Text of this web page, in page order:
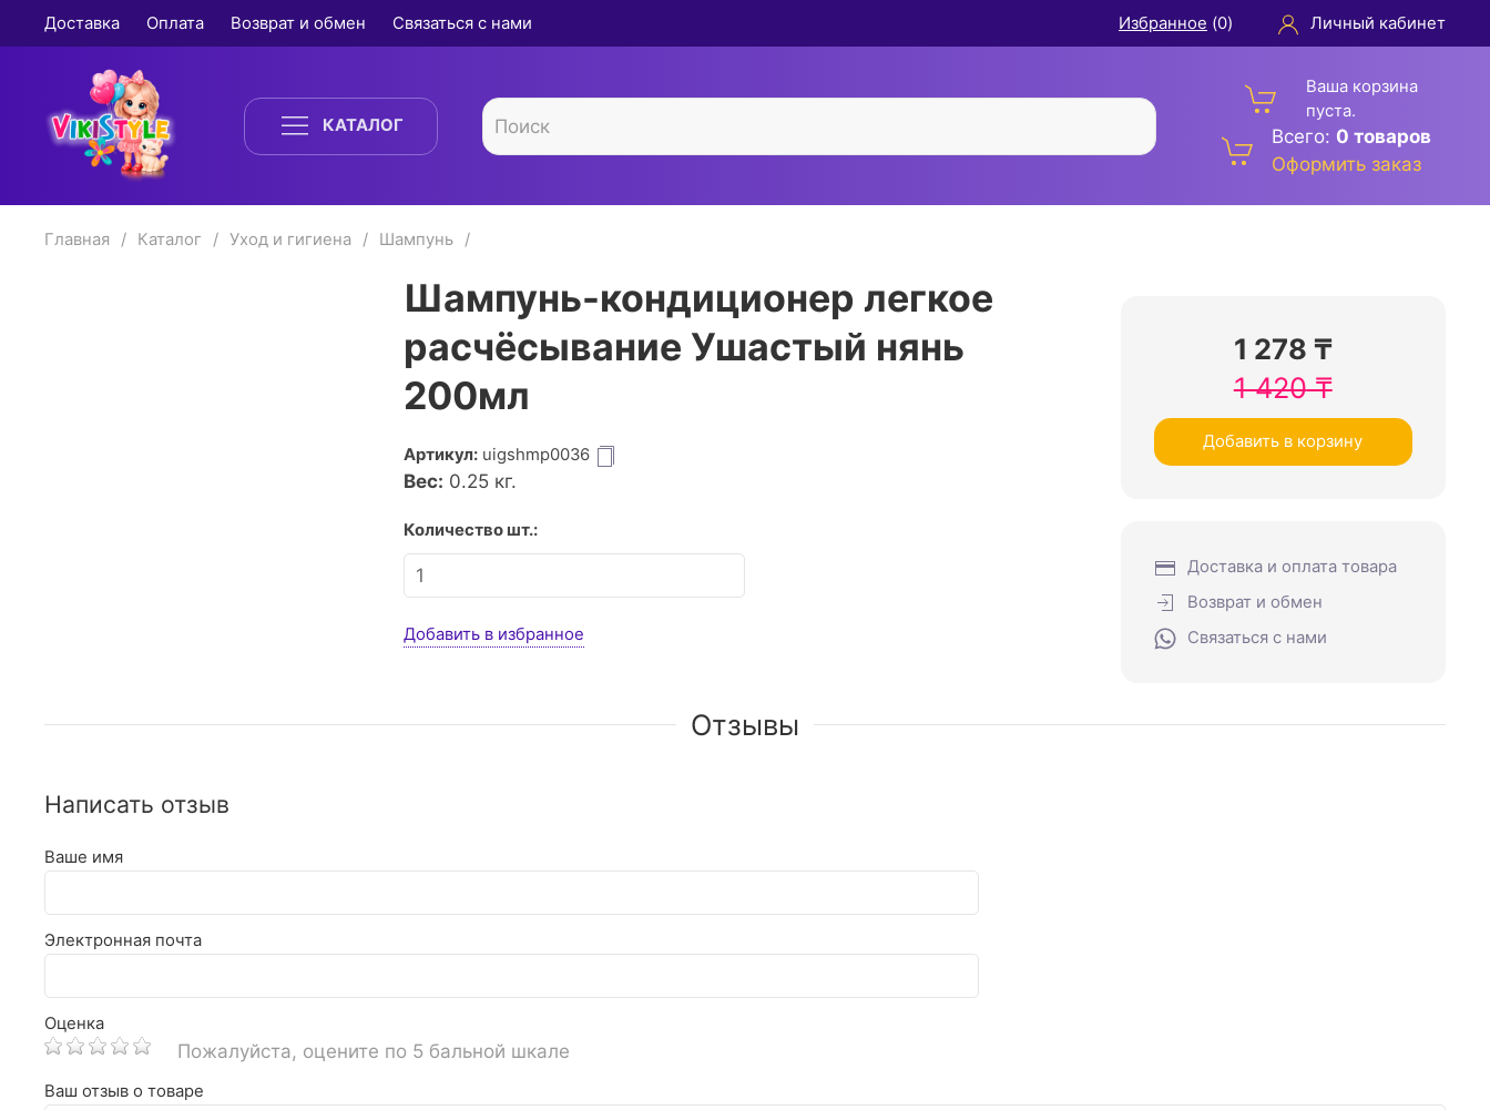
Доставка Оплата Возврат и обмен Связаться с нами Избранное (0) Личный кабинет
КАТАЛОГ
Ваша корзина
пуста.
Всего: 0 товаров
Оформить заказ
Главная Каталог Уход и гигиена Шампунь
Шампунь-кондиционер легкое
расчёсывание Ушастый нянь
200мл
Артикул: uigshmp0036
Вес: 0.25кг.
Количество шт.:
Добавить в избранное
1 278 ₸
1 420₸
Добавить в корзину
Доставка и оплата товара
Возврат и обмен
Связаться с нами
Отзывы
Написать отзыв
Ваше имя
Электронная почта
Оценка
Пожалуйста, оцените по 5 бальной шкале
Ваш отзыв о товаре